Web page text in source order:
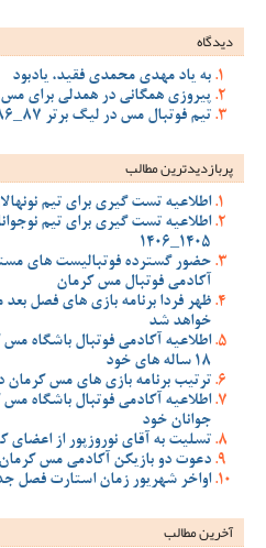
دیدگاه
به یاد مهدی محمدی فقید، یادبود
پیروزی همگانی در همدلی برای
تیم فوتبال مس در لیگ برتر 87_1386، با خاطرات مس
پربازدیدترین‌ مطالب
اطلاعیه تست گیری برای تیم نونهالان
اطلاعیه تست گیری برای تیم
1405_1406
حضور گسترده فوتبالیست های
آکادمی فوتبال مس کرمان
ظهر فردا برنامه بازی های فصل
خواهد شد
اطلاعیه آکادمی فوتبال باشگاه
18 ساله های خود
ترتیب برنامه بازی های مس
اطلاعیه آکادمی فوتبال باشگاه
جوانان خود
تسلیت به آقای نوروزپور از
دعوت دو بازیکن آکادمی مس کرمان
اواخر شهریور زمان استارت فصل
آخرین مطالب